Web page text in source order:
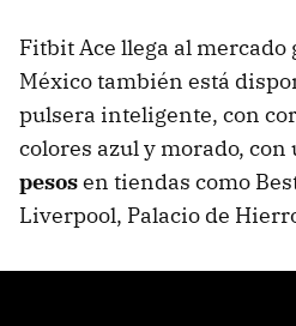
Fitbit Ace llega al mercado
México también está
pulsera inteligente, con
colores azul y morado, con
pesosen tiendas como
Liverpool, Palacio de